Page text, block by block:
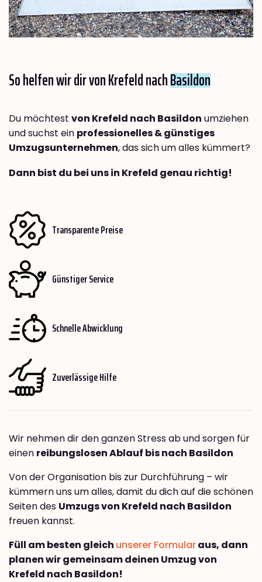
So helfen wir dir von Krefeld nachBasildon
Du möchtest von Krefeld nach Basildon umziehen
und suchst ein professionelles & günstiges
Umzugsunternehmen, das sich um alles kümmert?
Dann bist du bei uns in Krefeld genau richtig!
Transparente Preise
Günstiger Service
Schnelle Abwicklung
Zuverlässige Hilfe
Wir nehmen dir den ganzen Stress ab und sorgen für
einen reibungslosen Ablauf bis nach Basildon
Von der Organisation bis zur Durchführung – wir
kümmern uns um alles, damit du dich auf die schönen
Seiten des Umzugs von Krefeld nach Basildon
freuen kannst.
Füll am besten gleich unserer Formularaus, dann
planen wir gemeinsam deinen Umzug von
Krefeld nach Basildon!